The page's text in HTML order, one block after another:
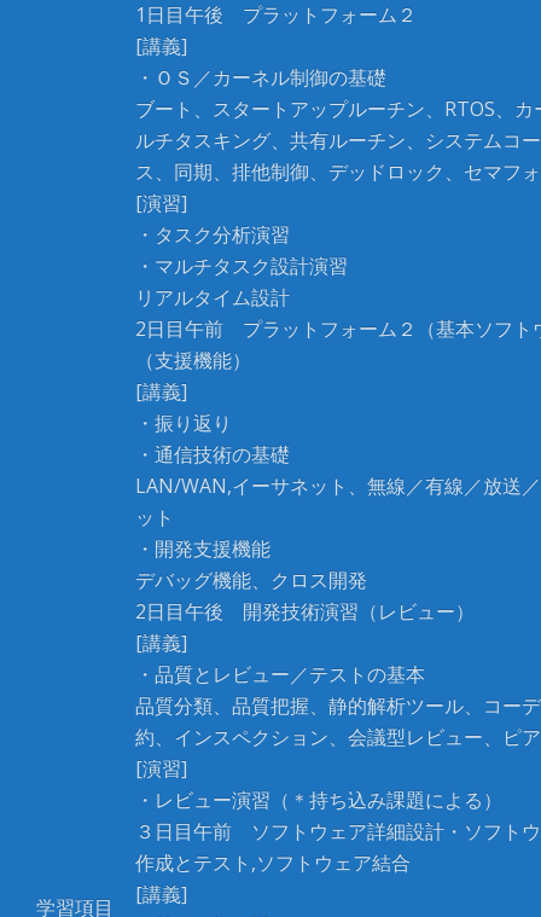
学習項目
1日目午後 プラットフォーム２
[講義]
・ＯＳ／カーネル制御の基礎
ブート、スタートアップルーチン、RTOS、
ルチタスキング、共有ルーチン、システムコ
ス、同期、排他制御、デッドロック、セマフ
[演習]
・タスク分析演習
・マルチタスク設計演習
リアルタイム設計
2日目午前 プラットフォーム２（基本ソフト
（支援機能）
[講義]
・振り返り
・通信技術の基礎
LAN/WAN,イーサネット、無線／有線／放送
ット
・開発支援機能
デバッグ機能、クロス開発
2日目午後 開発技術演習（レビュー）
[講義]
・品質とレビュー／テストの基本
品質分類、品質把握、静的解析ツール、コー
約、インスペクション、会議型レビュー、ピ
[演習]
・レビュー演習（＊持ち込み課題による）
３日目午前 ソフトウェア詳細設計・ソフト
作成とテスト,ソフトウェア結合
[講義]